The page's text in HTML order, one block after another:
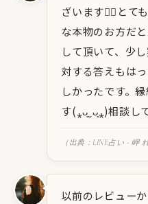
ざいます🙇‍♀️とて
な本物のお方だ
して頂いて、少
対する答えもは
しかったです。
す(⁎ᴗ͈ˬᴗ͈⁎)相談し
（出典：LINE占い - 岬
以前のレビュー